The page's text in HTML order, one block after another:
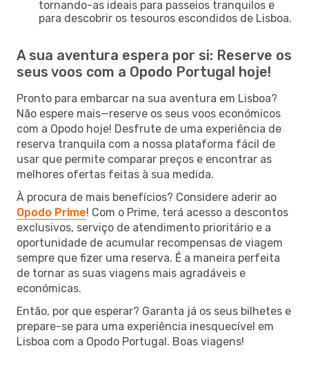
tornando-as ideais para passeios tranquilos e
para descobrir os tesouros escondidos de Lisboa.
A sua aventura espera por si: Reserve os
seus voos com a Opodo Portugal hoje!
Pronto para embarcar na sua aventura em Lisboa?
Não espere mais—reserve os seus voos económicos
com a Opodo hoje! Desfrute de uma experiência de
reserva tranquila com a nossa plataforma fácil de
usar que permite comparar preços e encontrar as
melhores ofertas feitas à sua medida.
À procura de mais benefícios? Considere aderir ao
Opodo Prime! Com o Prime, terá acesso a descontos
exclusivos, serviço de atendimento prioritário e a
oportunidade de acumular recompensas de viagem
sempre que fizer uma reserva. É a maneira perfeita
de tornar as suas viagens mais agradáveis e
económicas.
Então, por que esperar? Garanta já os seus bilhetes e
prepare-se para uma experiência inesquecível em
Lisboa com a Opodo Portugal. Boas viagens!